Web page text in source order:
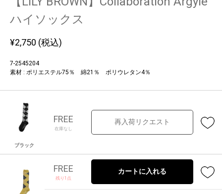
ハイソックス
¥2,750 (税込)
7-2545204
素材 : ポリエステル75％ 綿21％ ポリウレタン4％
ブラック
FREE
在庫なし
再入荷リクエスト
FREE
残り1点
カートに入れる